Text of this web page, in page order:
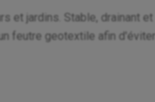
et jardins. Stable, drainant
feutre geotextile afin